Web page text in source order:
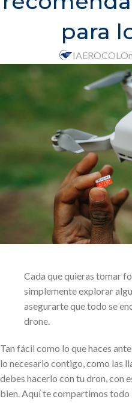
para
IAEROCOL
Cada que quieras tomar
simplemente explorar
asegurarte que todo se
drone.
Tan fácil como lo que haces
lo necesario contigo, como las
debes hacerlo con tu dron, con
bien. Aquí te compartimos todo